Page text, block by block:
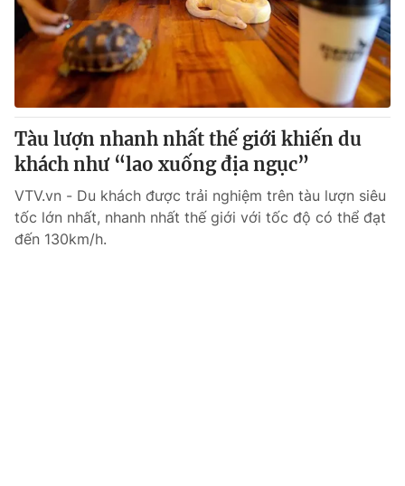
Tàu lượn nhanh nhất thế giới khiến du
khách như “lao xuống địa ngục”
VTV.vn - Du khách được trải nghiệm trên tàu lượn siêu
tốc lớn nhất, nhanh nhất thế giới với tốc độ có thể đạt
đến 130km/h.